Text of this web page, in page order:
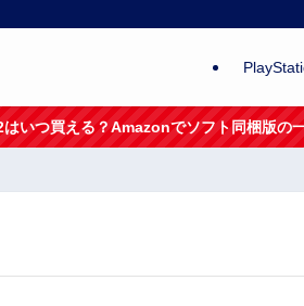
いつ買える？Amazonでソフト同梱版の